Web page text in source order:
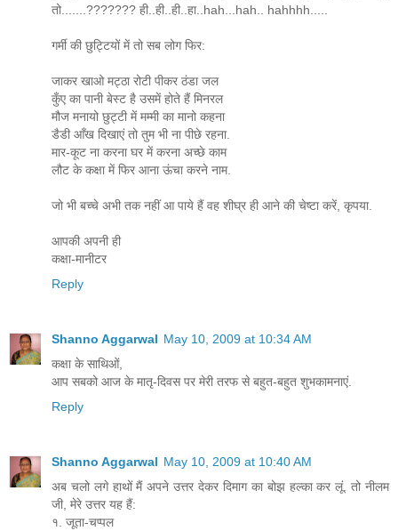
तो.......??????? ही..ही..ही..हा..hah...hah.. hahhhh.....
गर्मी की छुट्टियों में तो सब लोग फिर:
जाकर खाओ मट्ठा रोटी पीकर ठंडा जल
कुँए का पानी बेस्ट है उसमें होते हैं मिनरल
मौज मनायो छुट्टी में मम्मी का मानो कहना
डैडी आँख दिखाएं तो तुम भी ना पीछे रहना.
मार-कूट ना करना घर में करना अच्छे काम
लौट के कक्षा में फिर आना ऊंचा करने नाम.
जो भी बच्चे अभी तक नहीं आ पाये हैं वह शीघ्र ही आने की चेष्टा करें, कृपया.
आपकी अपनी ही
कक्षा-मानीटर
Reply
Shanno Aggarwal May 10, 2009 at 10:34 AM
कक्षा के साथिओं,
आप सबको आज के मातृ-दिवस पर मेरी तरफ से बहुत-बहुत शुभकामनाएं.
Reply
Shanno Aggarwal May 10, 2009 at 10:40 AM
अब चलो लगे हाथों मैं अपने उत्तर देकर दिमाग का बोझ हल्का कर लूं. तो नीलम
जी, मेरे उत्तर यह हैं:
१. जूता-चप्पल